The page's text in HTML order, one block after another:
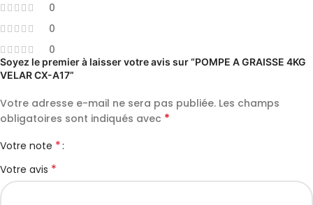
0
0
0
Soyez le premier à laisser votre avis sur “POMPE A GRAISSE 4KG
VELAR CX-A17”
Votre adresse e-mail ne sera pas publiée. Les champs
obligatoires sont indiqués avec *
Votre note *
Votre avis *